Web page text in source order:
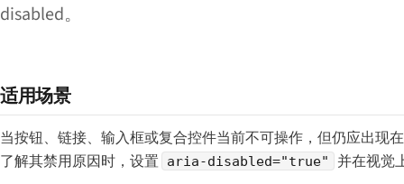
disabled。
适用场景
当按钮、链接、输入框或复合控件当前不可操作，但仍应出现
了解其禁用原因时，设置 aria-disabled="true"
并在视觉